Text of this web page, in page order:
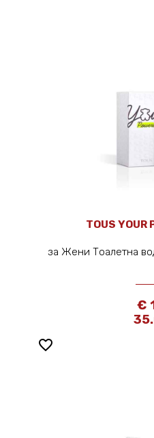
favorite_border
TOUS YOUR
за Жени Тоалетна
€